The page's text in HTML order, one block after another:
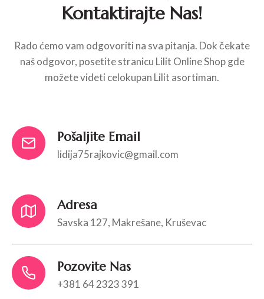
Kontaktirajte Nas!
Rado ćemo vam odgovoriti na sva pitanja. Dok čekate
naš odgovor, posetite stranicu Lilit Online Shop gde
možete videti celokupan Lilit asortiman.
Pošaljite Email
lidija75rajkovic@gmail.com
Adresa
Savska 127, Makrešane, Kruševac
Pozovite Nas
+381 64 2323 391